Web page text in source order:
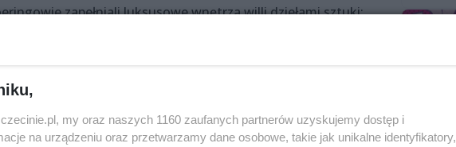
zapełniali luksusowe wnętrza willi dziełami sztuki:
znajdowały schronienie w stworzonym dla nich azylu,
jak można się było spodziewać. Niemieccy mieszczanie
zamiłowanie do sztuki. W ich wysmakowanych zbiorach
rzadkie, na przykład Rembrandta, a także obrazy, rzeźby i
my oraz naszych 1160 zaufanych partnerów uzyskujemy dostęp i
na urządzeniu oraz przetwarzamy dane osobowe, takie jak unikalne identyfikatory,